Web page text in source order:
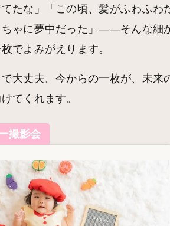
てたな」「この頃、髪がふわふわ
ちゃに夢中だった」——そんな細
でよみがえります。
大丈夫。今からの一枚が、未来
てくれます。
撮影会